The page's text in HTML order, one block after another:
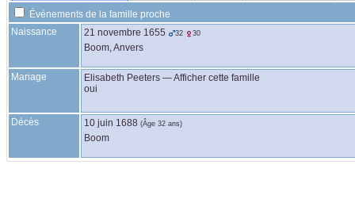
Événements de la famille proche
Naissance
21 novembre 1655 32 30
Boom, Anvers
Mariage Elisabeth Peeters —Afficher cette famille
oui
Décès 10 juin 1688 (Âge 32 ans)
Boom